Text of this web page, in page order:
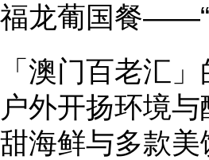
福龙葡国餐——“
「澳门百老汇
户外开扬环境
甜海鲜与多款